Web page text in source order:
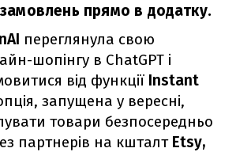
прямо в додатку.
переглянула свою
шопінгу в ChatGPT і
від функції Instant
запущена у вересні,
товари безпосередньо
партнерів на кшталт Etsy,